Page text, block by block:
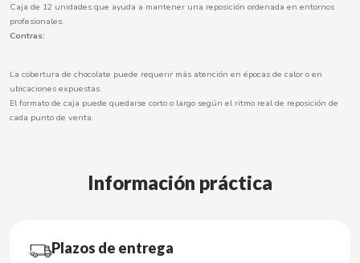
CANDELAS
CARRETILLA
CERDÁN CARAMELOS
CHAMP HIGH
Caja de 12 unidades que ayuda a mantener una reposición ordenada en entornos
profesionales.
Contras:
La cobertura de chocolate puede requerir más atención en épocas de calor o en
ubicaciones expuestas.
El formato de caja puede quedarse corto o largo según el ritmo real de reposición de
cada punto de venta.
Información práctica
Plazos de entrega